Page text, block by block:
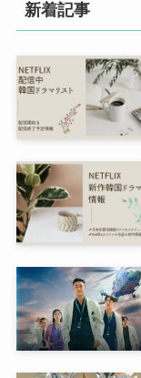
新着記事